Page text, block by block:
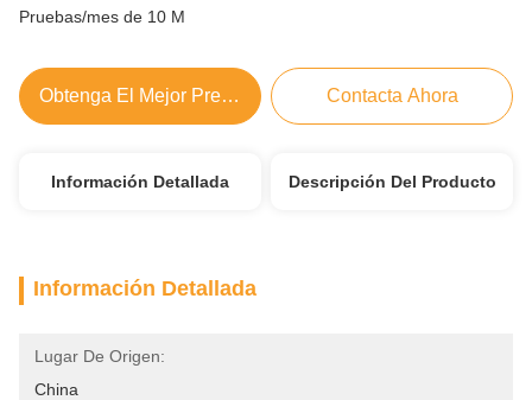
Pruebas/mes de 10 M
Obtenga El Mejor Precio Contacta Ahora
Información Detallada Descripción Del Producto
Información Detallada
Lugar De Origen:
China